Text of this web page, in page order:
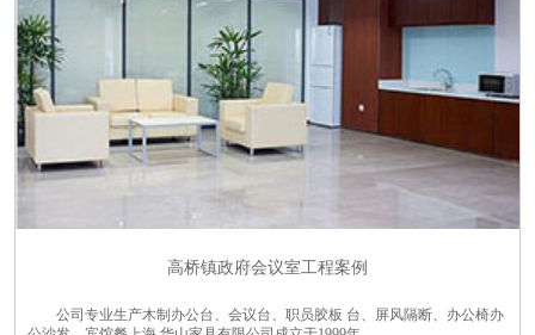
高桥镇政府会议室工程案例
公司专业生产木制办公台、会议台、职员胶板 台、屏风隔断、办公椅办